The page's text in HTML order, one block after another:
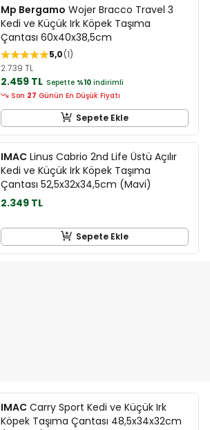
Mp Bergamo Wojer Bracco Travel 3
Kedi ve Küçük Irk Köpek Taşıma
Çantası 60x40x38,5cm
5,0 1
2.739 TL
2.459 TL Sepette %10 indirimli
Son 27 Günün En Düşük Fiyatı
Sepete Ekle
IMAC Linus Cabrio 2nd Life Üstü Açılır
Kedi ve Küçük Irk Köpek Taşıma
Çantası 52,5x32x34,5cm (Mavi)
2.349 TL
Sepete Ekle
IMAC Carry Sport Kedi ve Küçük Irk
Köpek Taşıma Çantası 48,5x34x32cm